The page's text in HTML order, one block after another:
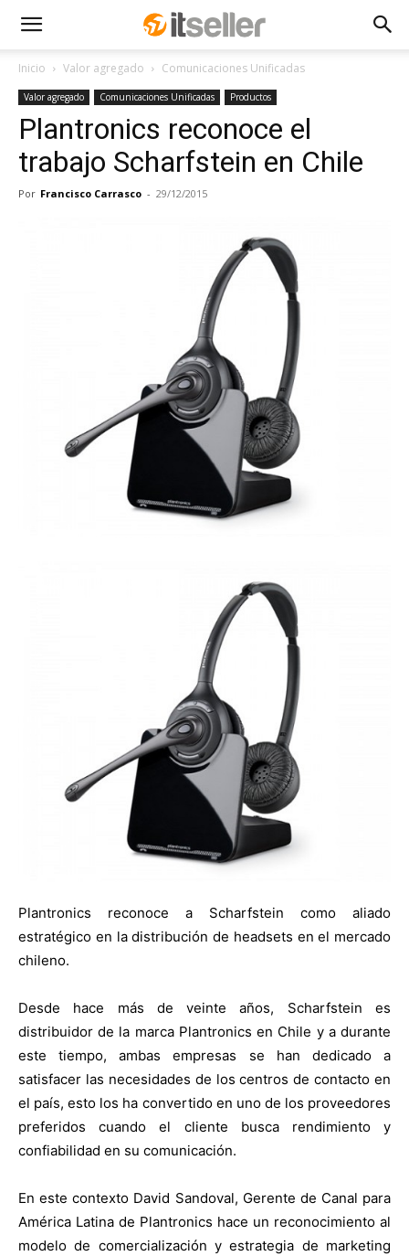
Inicio Valor agregado Comunicaciones Unificadas
Valor agregado Comunicaciones Unificadas Productos
Plantronics reconoce el
trabajo Scharfstein en Chile
Por Francisco Carrasco - 29/12/2015
Plantronics reconoce a Scharfstein como aliado
estratégico en la distribución de headsets en el mercado
chileno.
Desde hace más de veinte años, Scharfstein es
distribuidor de la marca Plantronics en Chile y a durante
este tiempo, ambas empresas se han dedicado a
satisfacer las necesidades de los centros de contacto en
el país, esto los ha convertido en uno de los proveedores
preferidos cuando el cliente busca rendimiento y
confiabilidad en su comunicación.
En este contexto David Sandoval, Gerente de Canal para
América Latina de Plantronics hace un reconocimiento al
modelo de comercialización y estrategia de marketing